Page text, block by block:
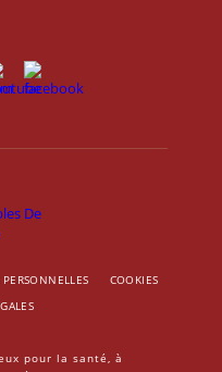
COOKIES
pour la santé, à